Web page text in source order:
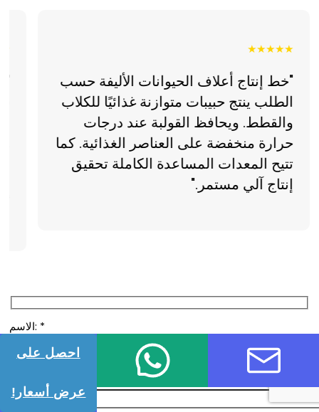
★★★★★
"خط إنتاج أعلاف الحيوانات الأليفة حسب
الطلب ينتج حبيبات متوازنة غذائيًا للكلاب
والقطط. ويحافظ القولبة عند درجات
حرارة منخفضة على العناصر الغذائية. كما
تتيح المعدات المساعدة الكاملة تحقيق
إنتاج آلي مستمر."
الاسم: *
احصل على
عرض أسعار!